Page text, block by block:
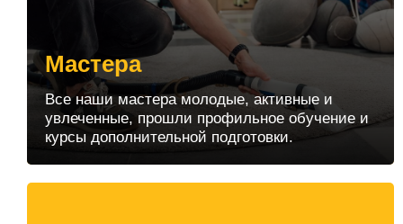
Мастера
Все наши мастера молодые, активные и
увлеченные, прошли профильное обучение и
курсы дополнительной подготовки.